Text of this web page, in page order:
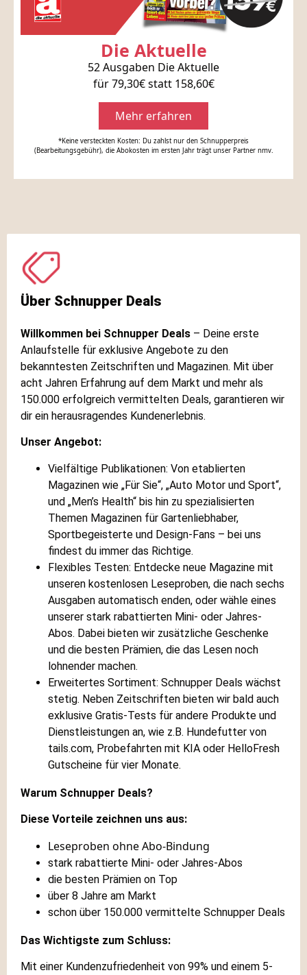
Die Aktuelle
52 Ausgaben Die Aktuelle
für 79,30€ statt 158,60€
Mehr erfahren
*Keine versteckten Kosten: Du zahlst nur den Schnupperpreis
(Bearbeitungsgebühr), die Abokosten im ersten Jahr trägt unser Partner nmv.
Über Schnupper Deals
Willkommen bei Schnupper Deals – Deine erste
Anlaufstelle für exklusive Angebote zu den
bekanntesten Zeitschriften und Magazinen. Mit über
acht Jahren Erfahrung auf dem Markt und mehr als
150.000 erfolgreich vermittelten Deals, garantieren wir
dir ein herausragendes Kundenerlebnis.
Unser Angebot:
Vielfältige Publikationen: Von etablierten
Magazinen wie „Für Sie“, „Auto Motor und Sport“,
und „Men’s Health“ bis hin zu spezialisierten
Themen Magazinen für Gartenliebhaber,
Sportbegeisterte und Design-Fans – bei uns
findest du immer das Richtige.
Flexibles Testen: Entdecke neue Magazine mit
unseren kostenlosen Leseproben, die nach sechs
Ausgaben automatisch enden, oder wähle eines
unserer stark rabattierten Mini- oder Jahres-
Abos. Dabei bieten wir zusätzliche Geschenke
und die besten Prämien, die das Lesen noch
lohnender machen.
Erweitertes Sortiment: Schnupper Deals wächst
stetig. Neben Zeitschriften bieten wir bald auch
exklusive Gratis-Tests für andere Produkte und
Dienstleistungen an, wie z.B. Hundefutter von
tails.com, Probefahrten mit KIA oder HelloFresh
Gutscheine für vier Monate.
Warum Schnupper Deals?
Diese Vorteile zeichnen uns aus:
Leseproben ohne Abo-Bindung
stark rabattierte Mini- oder Jahres-Abos
die besten Prämien on Top
über 8 Jahre am Markt
schon über 150.000 vermittelte Schnupper Deals
Das Wichtigste zum Schluss:
Mit einer Kundenzufriedenheit von 99% und einem 5-